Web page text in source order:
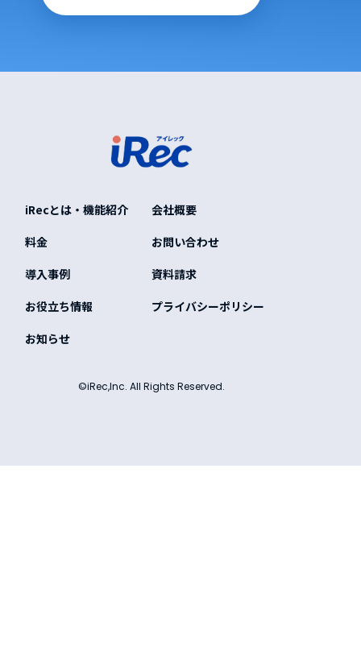
©iRec,Inc. All Rights Reserved.
iRecとは・機能紹介
料金
導入事例
お役立ち情報
お知らせ
会社概要
お問い合わせ
資料請求
プライバシーポリシー